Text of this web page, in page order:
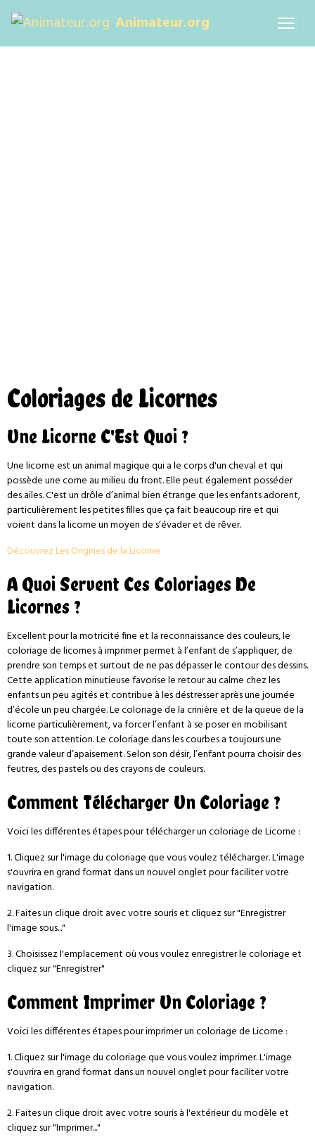
Animateur.org
Coloriages de Licornes
Une Licorne C'Est Quoi ?
Une licorne est un animal magique qui a le corps d'un cheval et qui
possède une corne au milieu du front. Elle peut également posséder
des ailes. C'est un drôle d’animal bien étrange que les enfants adorent,
particulièrement les petites filles que ça fait beaucoup rire et qui
voient dans la licorne un moyen de s’évader et de rêver.
Découvrez Les Origines de la Licorne
A Quoi Servent Ces Coloriages De
Licornes ?
Excellent pour la motricité fine et la reconnaissance des couleurs, le
coloriage de licornes à imprimer permet à l’enfant de s’appliquer, de
prendre son temps et surtout de ne pas dépasser le contour des dessins.
Cette application minutieuse favorise le retour au calme chez les
enfants un peu agités et contribue à les déstresser après une journée
d’école un peu chargée. Le coloriage de la crinière et de la queue de la
licorne particulièrement, va forcer l’enfant à se poser en mobilisant
toute son attention. Le coloriage dans les courbes a toujours une
grande valeur d’apaisement. Selon son désir, l’enfant pourra choisir des
feutres, des pastels ou des crayons de couleurs.
Comment Télécharger Un Coloriage ?
Voici les différentes étapes pour télécharger un coloriage de Licorne :
1. Cliquez sur l'image du coloriage que vous voulez télécharger. L'image
s'ouvrira en grand format dans un nouvel onglet pour faciliter votre
navigation.
2. Faites un clique droit avec votre souris et cliquez sur "Enregistrer
l'image sous..."
3. Choisissez l'emplacement où vous voulez enregistrer le coloriage et
cliquez sur "Enregistrer"
Comment Imprimer Un Coloriage ?
Voici les différentes étapes pour imprimer un coloriage de Licorne :
1. Cliquez sur l'image du coloriage que vous voulez imprimer. L'image
s'ouvrira en grand format dans un nouvel onglet pour faciliter votre
navigation.
2. Faites un clique droit avec votre souris à l'extérieur du modèle et
cliquez sur "Imprimer..."